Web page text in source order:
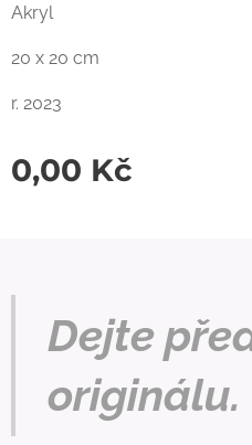
Akryl
20 x 20 cm
r. 2023
0,00 Kč
Dejte
originálu.